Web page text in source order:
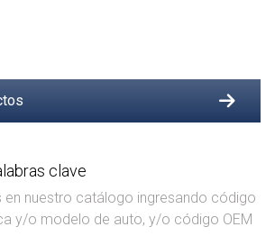
clave
en nuestro catálogo ingresando código
y/o modelo de auto, y/o código OEM